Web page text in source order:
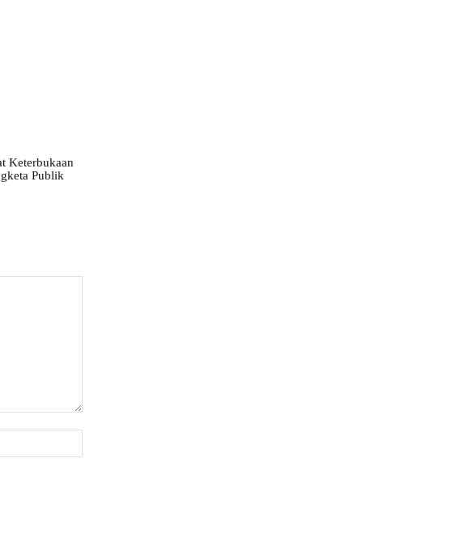
Keterbukaan
Publik